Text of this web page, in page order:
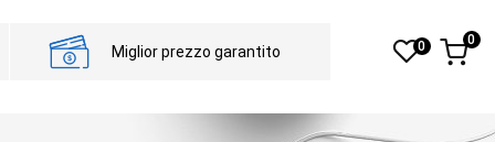
Miglior prezzo garantito 0 0